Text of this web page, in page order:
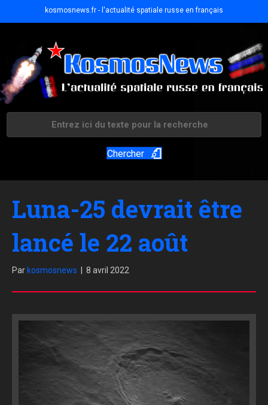
kosmosnews.fr - l'actualité spatiale russe en français
Chercher
Luna-25 devrait être
lancé le 22 août
Par kosmosnews 8 avril 2022